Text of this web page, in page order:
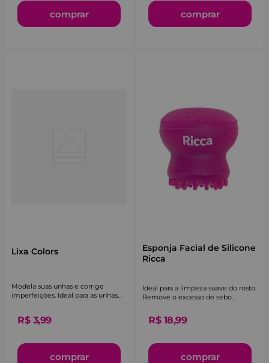
comprar comprar
Lixa Colors
Modela suas unhas e corrige
imperfeições. Ideal para as unhas
R$ 3,99
comprar
Esponja Facial de Silicone
Ricca
Ideal para a limpeza suave do rosto.
Remove o excesso de sebo
a pele.
R$ 18,99
comprar